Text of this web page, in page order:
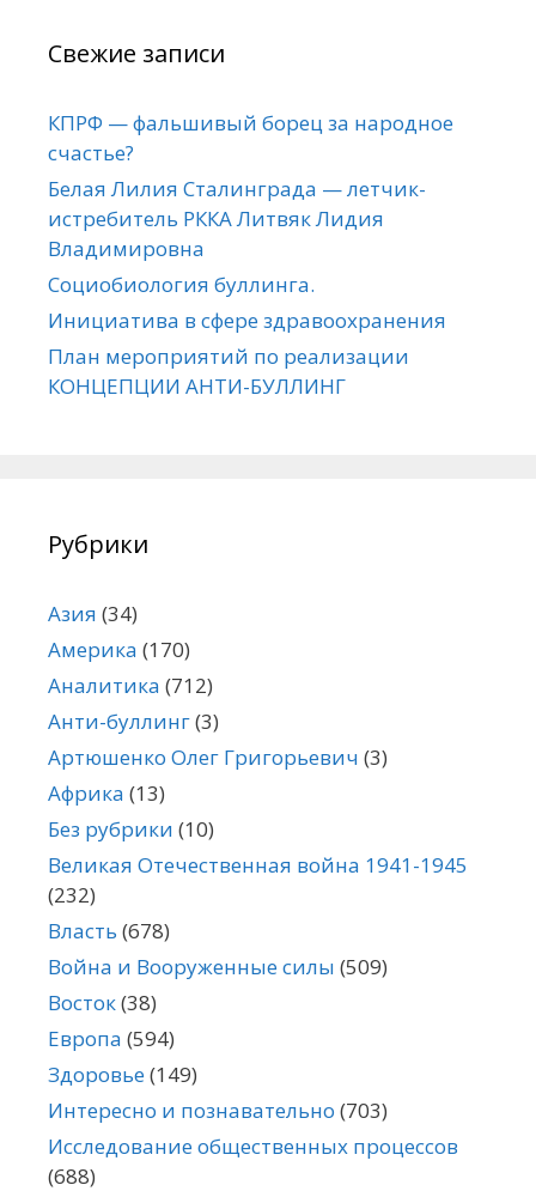
Свежие записи
КПРФ — фальшивый борец за народное
счастье?
Белая Лилия Сталинграда — летчик-
истребитель РККА Литвяк Лидия
Владимировна
Социобиология буллинга.
Инициатива в сфере здравоохранения
План мероприятий по реализации
КОНЦЕПЦИИ АНТИ-БУЛЛИНГ
Рубрики
Азия (34)
Америка (170)
Аналитика (712)
Анти-буллинг(3)
Артюшенко Олег Григорьевич (3)
Африка (13)
Без рубрики (10)
Великая Отечественная война 1941-1945
(232)
Власть (678)
Война и Вооруженные силы (509)
Восток(38)
Европа (594)
Здоровье(149)
Интересно и познавательно (703)
Исследование общественных процессов
(688)